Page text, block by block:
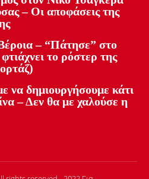
– Οι αποφάσεις της
– “Πάτησε” στο
το ρόστερ της
να δημιουργήσουμε κάτι
– Δεν θα με χαλούσε η